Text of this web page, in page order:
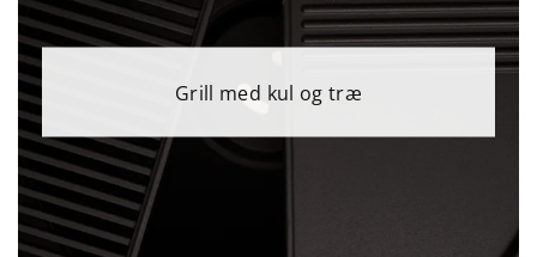
Grill med kul og træ